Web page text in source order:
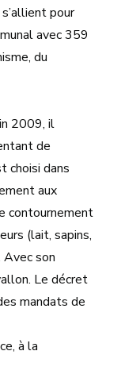
pour
avec 359
du
2009, il
de
choisi dans
aux
contournement
(lait, sapins,
son
Le décret
mandats de
à la